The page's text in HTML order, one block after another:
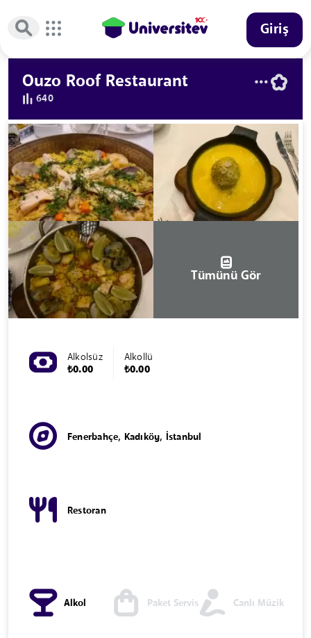
Giriş
Ouzo Roof Restaurant
640
Tümünü Gör
Alkolsüz
₺0.00
Alkollü
₺0.00
Fenerbahçe, Kadıköy, İstanbul
Restoran
Alkol Paket Servis Canlı Müzik